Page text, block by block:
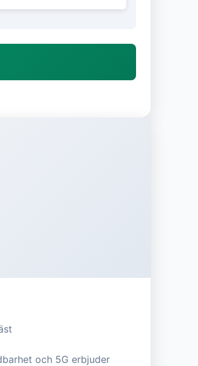
och 5G erbjuder